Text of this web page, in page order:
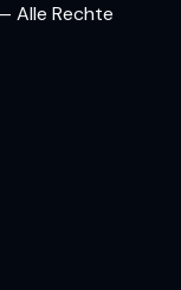
Alle Rechte